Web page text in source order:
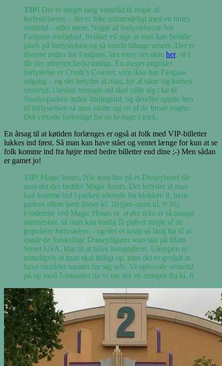
TIP! Der er meget lang ventetid til nogle af
forlystelserne – det er ikke ualmindeligt med en times
ventetid – eller mere. Nogle af forlystelserne har
Fastpass-mulighed, hvilket vil sige at man kan bestille
plads på forlystelsen og så vende tilbage senere. Der er
diverse regler for Fastpass, læs mere om dem her, så I
får det udnyttet bedst muligt. En meget populær
forlystelse er Crush’s Coaster, som ikke har Fastpass
adgang – og det betyder at man, for at sikre sig kortest
ventetid, i bedste teenage-stil skal stille sig i kø til
Studio-parken inden åbningstid, og derefter spurte hen
til forlystelsen så man sikrer sig en af de første vogne.
Det virkede fortrinligt for os to dage i træk.
En årsag til at køtiden forlænges er også at folk med VIP-billetter
lukkes ind først. Så man kan have stået og ventet længe for kun at se
folk komme ind fra højre med bedre billetter end dine ;-) Men sådan
er gamet jo!
TIP! Magic hours. Når man bor på et Disneyhotel får
man det der hedder Magic hours. Det betyder at man
kan komme ind i parken allerede fra klokken 8, hvor
parken ellers først åbner kl. 10 (pre-open kl. 9:30).
Fordelene ved Magic Hours er, at der ikke er så mange
mennesker, så man kan hurtig få prøvet nogle af de
populære forlystelser – og der er knap så lang kø til at
møde de forskellige Disneyfigurer som står på Main
Street USA, klar til at blive fotograferet. Ulempen er
naturligvis at man skal tidligt op, men det er genialt at
have området næsten for sig selv. Vi oplevede ventetid
på op mod 5 minutter da vi var der en morgen fra kl. 8.